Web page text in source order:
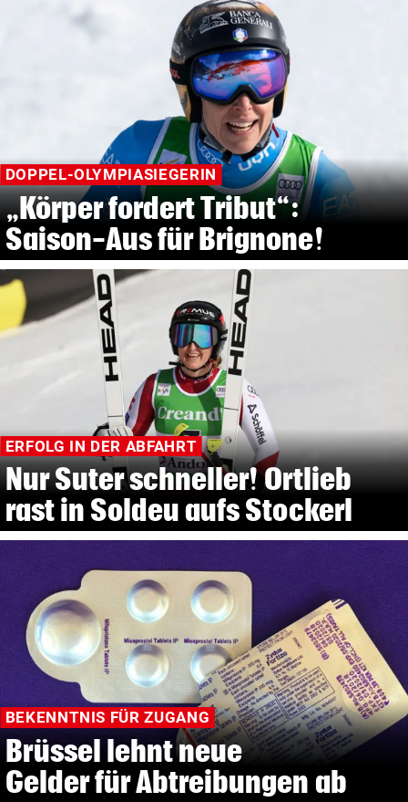
DOPPEL-OLYMPIASIEGERIN
„Körper fordert Tribut“:
Saison-Aus für Brignone!
ERFOLG IN DER ABFAHRT
Nur Suter schneller! Ortlieb
rast in Soldeu aufs Stockerl
BEKENNTNIS FÜR ZUGANG
Brüssel lehnt neue
Gelder für Abtreibungen ab